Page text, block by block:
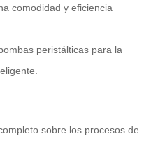
comodidad y eficiencia
peristálticas para la
sobre los procesos de